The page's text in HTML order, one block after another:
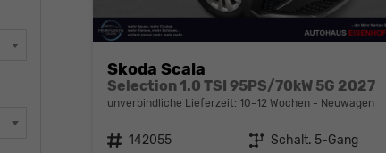
Skoda Scala
Selection 1.0 TSI 95PS/70kW 5G 2027
unverbindliche Lieferzeit: 10-12 Wochen Neuwagen
Fahrzeugnr. 142055 Getriebe Schalt. 5-Gang